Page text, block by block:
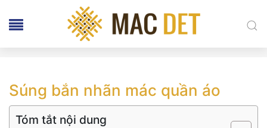
Súng bắn nhãn mác quần áo
Tóm tắt nội dung